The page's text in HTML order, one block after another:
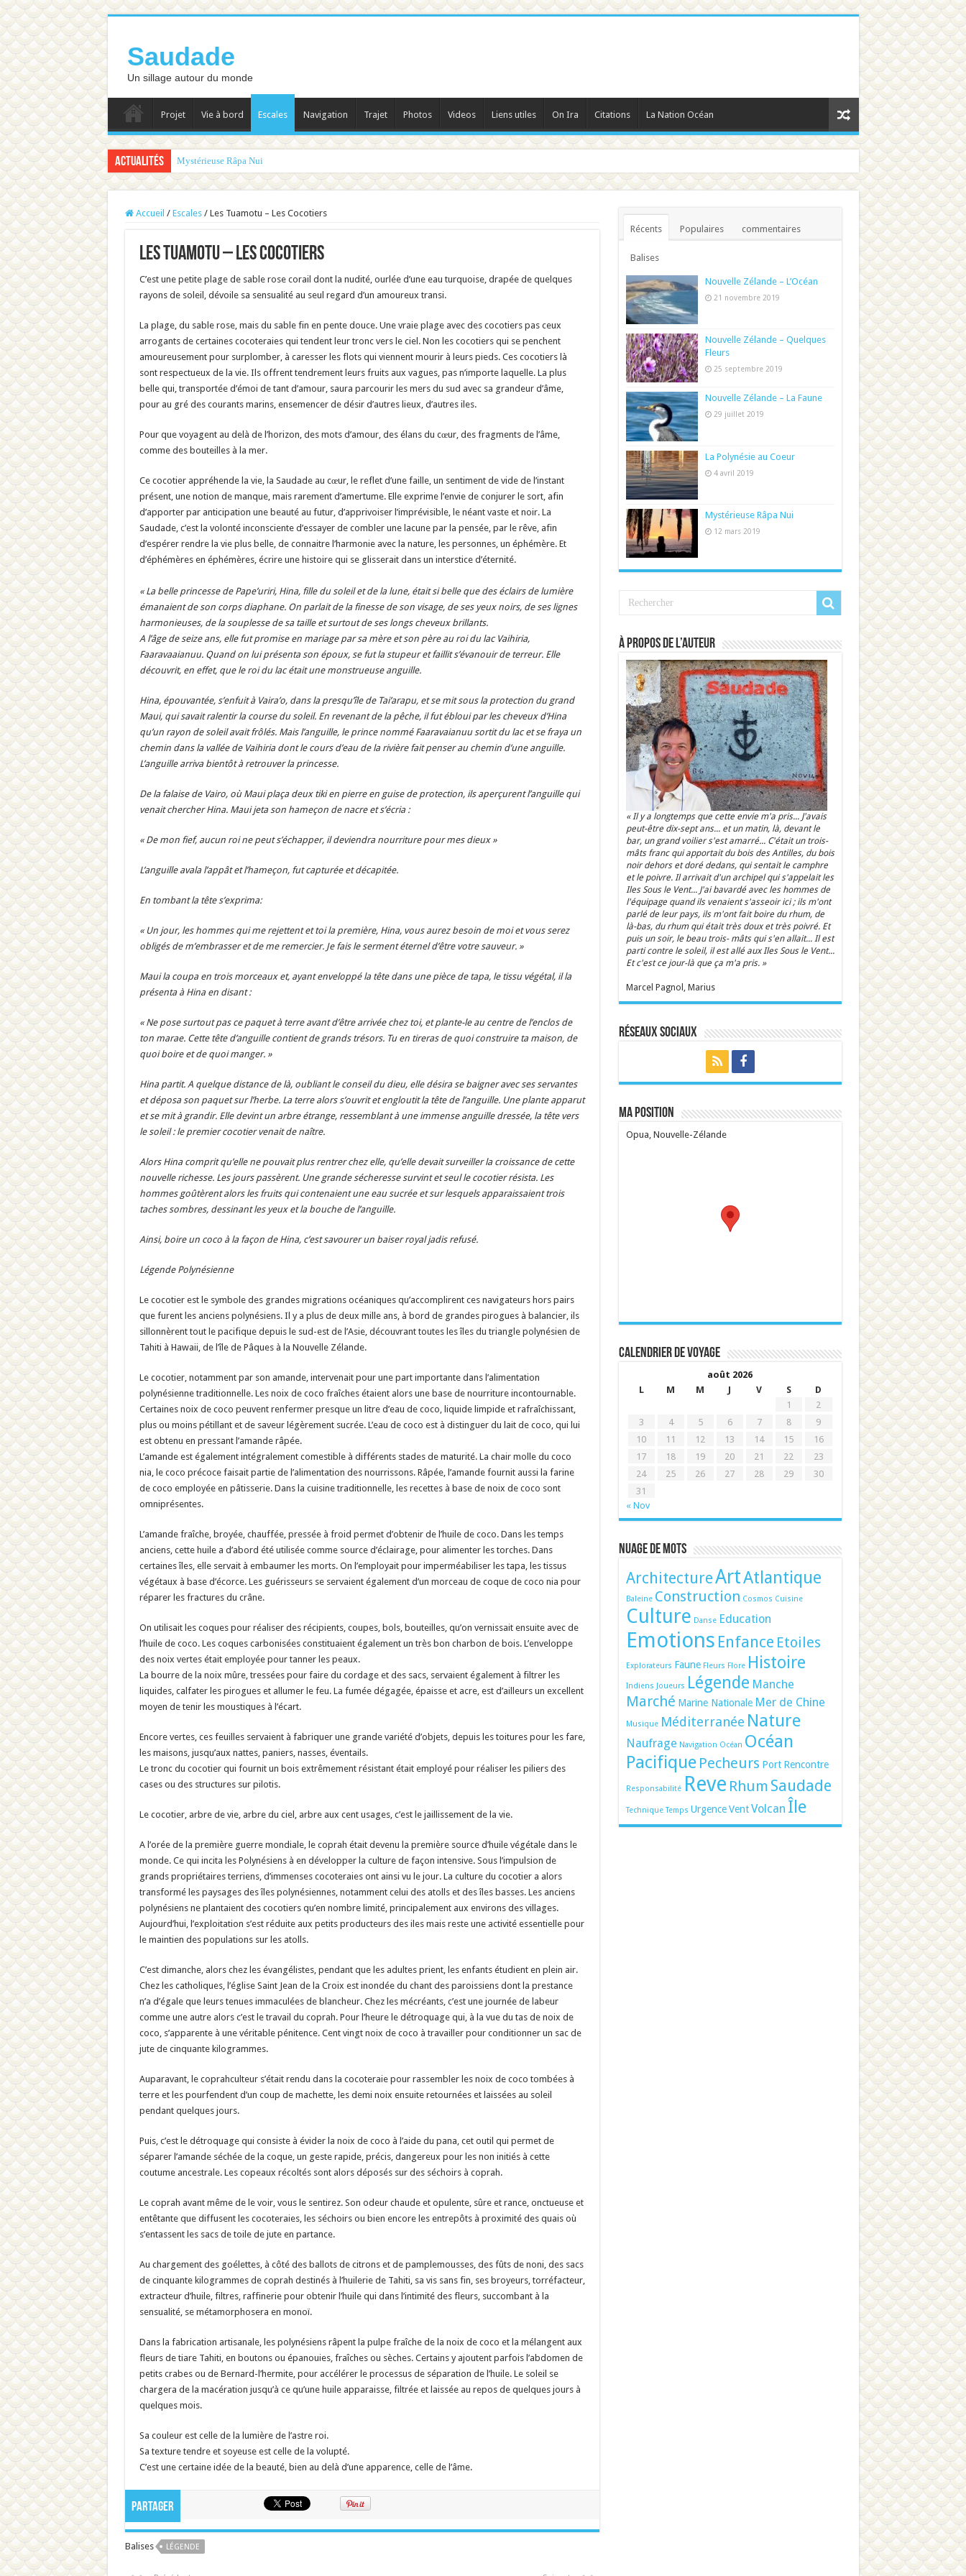
Saudade
Un sillage autour du monde
Projet Vie à bord Escales Navigation Trajet Photos Videos Liens utiles On Ira Citations La Nation Océan
Actualités Mystérieuse Râpa Nui
Accueil / Escales / Les Tuamotu – Les Cocotiers
Les Tuamotu – Les Cocotiers
C’est une petite plage de sable rose corail dont la nudité, ourlée d’une eau turquoise, drapée de quelques
rayons de soleil, dévoile sa sensualité au seul regard d’un amoureux transi.
La plage, du sable rose, mais du sable fin en pente douce. Une vraie plage avec des cocotiers pas ceux
arrogants de certaines cocoteraies qui tendent leur tronc vers le ciel. Non les cocotiers qui se penchent
amoureusement pour surplomber, à caresser les flots qui viennent mourir à leurs pieds. Ces cocotiers là
sont respectueux de la vie. Ils offrent tendrement leurs fruits aux vagues, pas n’importe laquelle. La plus
belle qui, transportée d’émoi de tant d’amour, saura parcourir les mers du sud avec sa grandeur d’âme,
pour au gré des courants marins, ensemencer de désir d’autres lieux, d’autres iles.
Pour que voyagent au delà de l’horizon, des mots d’amour, des élans du cœur, des fragments de l’âme,
comme des bouteilles à la mer.
Ce cocotier appréhende la vie, la Saudade au cœur, le reflet d’une faille, un sentiment de vide de l’instant
présent, une notion de manque, mais rarement d’amertume. Elle exprime l’envie de conjurer le sort, afin
d’apporter par anticipation une beauté au futur, d’apprivoiser l’imprévisible, le néant vaste et noir. La
Saudade, c’est la volonté inconsciente d’essayer de combler une lacune par la pensée, par le rêve, afin
d’espérer rendre la vie plus belle, de connaitre l’harmonie avec la nature, les personnes, un éphémère. Et
d’éphémères en éphémères, écrire une histoire qui se glisserait dans un interstice d’éternité.
« La belle princesse de Pape’uriri, Hina, fille du soleil et de la lune, était si belle que des éclairs de lumière
émanaient de son corps diaphane. On parlait de la finesse de son visage, de ses yeux noirs, de ses lignes
harmonieuses, de la souplesse de sa taille et surtout de ses longs cheveux brillants.
A l’âge de seize ans, elle fut promise en mariage par sa mère et son père au roi du lac Vaihiria,
Faaravaaianuu. Quand on lui présenta son époux, se fut la stupeur et faillit s’évanouir de terreur. Elle
découvrit, en effet, que le roi du lac était une monstrueuse anguille.
Hina, épouvantée, s’enfuit à Vaira’o, dans la presqu’île de Tai’arapu, et se mit sous la protection du grand
Maui, qui savait ralentir la course du soleil. En revenant de la pêche, il fut ébloui par les cheveux d’Hina
qu’un rayon de soleil avait frôlés. Mais l’anguille, le prince nommé Faaravaianuu sortit du lac et se fraya un
chemin dans la vallée de Vaihiria dont le cours d’eau de la rivière fait penser au chemin d’une anguille.
L’anguille arriva bientôt à retrouver la princesse.
De la falaise de Vairo, où Maui plaça deux tiki en pierre en guise de protection, ils aperçurent l’anguille qui
venait chercher Hina. Maui jeta son hameçon de nacre et s’écria :
« De mon fief, aucun roi ne peut s’échapper, il deviendra nourriture pour mes dieux »
L’anguille avala l’appât et l’hameçon, fut capturée et décapitée.
En tombant la tête s’exprima:
« Un jour, les hommes qui me rejettent et toi la première, Hina, vous aurez besoin de moi et vous serez
obligés de m’embrasser et de me remercier. Je fais le serment éternel d’être votre sauveur. »
Maui la coupa en trois morceaux et, ayant enveloppé la tête dans une pièce de tapa, le tissu végétal, il la
présenta à Hina en disant :
« Ne pose surtout pas ce paquet à terre avant d’être arrivée chez toi, et plante-le au centre de l’enclos de
ton marae. Cette tête d’anguille contient de grands trésors. Tu en tireras de quoi construire ta maison, de
quoi boire et de quoi manger. »
Hina partit. A quelque distance de là, oubliant le conseil du dieu, elle désira se baigner avec ses servantes
et déposa son paquet sur l’herbe. La terre alors s’ouvrit et engloutit la tête de l’anguille. Une plante apparut
et se mit à grandir. Elle devint un arbre étrange, ressemblant à une immense anguille dressée, la tête vers
le soleil : le premier cocotier venait de naître.
Alors Hina comprit qu’elle ne pouvait plus rentrer chez elle, qu’elle devait surveiller la croissance de cette
nouvelle richesse. Les jours passèrent. Une grande sécheresse survint et seul le cocotier résista. Les
hommes goûtèrent alors les fruits qui contenaient une eau sucrée et sur lesquels apparaissaient trois
taches sombres, dessinant les yeux et la bouche de l’anguille.
Ainsi, boire un coco à la façon de Hina, c’est savourer un baiser royal jadis refusé.
Légende Polynésienne
Le cocotier est le symbole des grandes migrations océaniques qu’accomplirent ces navigateurs hors pairs
que furent les anciens polynésiens. Il y a plus de deux mille ans, à bord de grandes pirogues à balancier, ils
sillonnèrent tout le pacifique depuis le sud-est de l’Asie, découvrant toutes les îles du triangle polynésien de
Tahiti à Hawaii, de l’île de Pâques à la Nouvelle Zélande.
Le cocotier, notamment par son amande, intervenait pour une part importante dans l’alimentation
polynésienne traditionnelle. Les noix de coco fraîches étaient alors une base de nourriture incontournable.
Certaines noix de coco peuvent renfermer presque un litre d’eau de coco, liquide limpide et rafraîchissant,
plus ou moins pétillant et de saveur légèrement sucrée. L’eau de coco est à distinguer du lait de coco, qui lui
est obtenu en pressant l’amande râpée.
L’amande est également intégralement comestible à différents stades de maturité. La chair molle du coco
nia, le coco précoce faisait partie de l’alimentation des nourrissons. Râpée, l’amande fournit aussi la farine
de coco employée en pâtisserie. Dans la cuisine traditionnelle, les recettes à base de noix de coco sont
omniprésentes.
L’amande fraîche, broyée, chauffée, pressée à froid permet d’obtenir de l’huile de coco. Dans les temps
anciens, cette huile a d’abord été utilisée comme source d’éclairage, pour alimenter les torches. Dans
certaines îles, elle servait à embaumer les morts. On l’employait pour imperméabiliser les tapa, les tissus
végétaux à base d’écorce. Les guérisseurs se servaient également d’un morceau de coque de coco nia pour
réparer les fractures du crâne.
On utilisait les coques pour réaliser des récipients, coupes, bols, bouteilles, qu’on vernissait ensuite avec de
l’huile de coco. Les coques carbonisées constituaient également un très bon charbon de bois. L’enveloppe
des noix vertes était employée pour tanner les peaux.
La bourre de la noix mûre, tressées pour faire du cordage et des sacs, servaient également à filtrer les
liquides, calfater les pirogues et allumer le feu. La fumée dégagée, épaisse et acre, est d’ailleurs un excellent
moyen de tenir les moustiques à l’écart.
Encore vertes, ces feuilles servaient à fabriquer une grande variété d’objets, depuis les toitures pour les fare,
les maisons, jusqu’aux nattes, paniers, nasses, éventails.
Le tronc du cocotier qui fournit un bois extrêmement résistant était employé pour réaliser les piliers des
cases ou des structures sur pilotis.
Le cocotier, arbre de vie, arbre du ciel, arbre aux cent usages, c’est le jaillissement de la vie.
A l’orée de la première guerre mondiale, le coprah était devenu la première source d’huile végétale dans le
monde. Ce qui incita les Polynésiens à en développer la culture de façon intensive. Sous l’impulsion de
grands propriétaires terriens, d’immenses cocoteraies ont ainsi vu le jour. La culture du cocotier a alors
transformé les paysages des îles polynésiennes, notamment celui des atolls et des îles basses. Les anciens
polynésiens ne plantaient des cocotiers qu’en nombre limité, principalement aux environs des villages.
Aujourd’hui, l’exploitation s’est réduite aux petits producteurs des iles mais reste une activité essentielle pour
le maintien des populations sur les atolls.
C’est dimanche, alors chez les évangélistes, pendant que les adultes prient, les enfants étudient en plein air.
Chez les catholiques, l’église Saint Jean de la Croix est inondée du chant des paroissiens dont la prestance
n’a d’égale que leurs tenues immaculées de blancheur. Chez les mécréants, c’est une journée de labeur
comme une autre alors c’est le travail du coprah. Pour l’heure le détroquage qui, à la vue du tas de noix de
coco, s’apparente à une véritable pénitence. Cent vingt noix de coco à travailler pour conditionner un sac de
jute de cinquante kilogrammes.
Auparavant, le coprahculteur s’était rendu dans la cocoteraie pour rassembler les noix de coco tombées à
terre et les pourfendent d’un coup de machette, les demi noix ensuite retournées et laissées au soleil
pendant quelques jours.
Puis, c’est le détroquage qui consiste à évider la noix de coco à l’aide du pana, cet outil qui permet de
séparer l’amande séchée de la coque, un geste rapide, précis, dangereux pour les non initiés à cette
coutume ancestrale. Les copeaux récoltés sont alors déposés sur des séchoirs à coprah.
Le coprah avant même de le voir, vous le sentirez. Son odeur chaude et opulente, sûre et rance, onctueuse et
entêtante que diffusent les cocoteraies, les séchoirs ou bien encore les entrepôts à proximité des quais où
s’entassent les sacs de toile de jute en partance.
Au chargement des goélettes, à côté des ballots de citrons et de pamplemousses, des fûts de noni, des sacs
de cinquante kilogrammes de coprah destinés à l’huilerie de Tahiti, sa vis sans fin, ses broyeurs, torréfacteur,
extracteur d’huile, filtres, raffinerie pour obtenir l’huile qui dans l’intimité des fleurs, succombant à la
sensualité, se métamorphosera en monoï.
Dans la fabrication artisanale, les polynésiens râpent la pulpe fraîche de la noix de coco et la mélangent aux
fleurs de tiare Tahiti, en boutons ou épanouies, fraîches ou sèches. Certains y ajoutent parfois l’abdomen de
petits crabes ou de Bernard-l’hermite, pour accélérer le processus de séparation de l’huile. Le soleil se
chargera de la macération jusqu’à ce qu’une huile apparaisse, filtrée et laissée au repos de quelques jours à
quelques mois.
Sa couleur est celle de la lumière de l’astre roi.
Sa texture tendre et soyeuse est celle de la volupté.
C’est une certaine idée de la beauté, bien au delà d’une apparence, celle de l’âme.
Partager
Balises LÉGENDE
Récents Populaires commentaires
Balises
Nouvelle Zélande – L’Océan
21 novembre 2019
Nouvelle Zélande – Quelques
Fleurs
25 septembre 2019
Nouvelle Zélande – La Faune
29 juillet 2019
La Polynésie au Coeur
4 avril 2019
Mystérieuse Râpa Nui
12 mars 2019
À propos de l’auteur
« Il y a longtemps que cette envie m'a pris... J'avais
peut-être dix-sept ans... et un matin, là, devant le
bar, un grand voilier s'est amarré... C'était un trois-
mâts franc qui apportait du bois des Antilles, du bois
noir dehors et doré dedans, qui sentait le camphre
et le poivre. Il arrivait d'un archipel qui s'appelait les
Iles Sous le Vent... J'ai bavardé avec les hommes de
l'équipage quand ils venaient s'asseoir ici ; ils m'ont
parlé de leur pays, ils m'ont fait boire du rhum, de
là-bas, du rhum qui était très doux et très poivré. Et
puis un soir, le beau trois- mâts qui s'en allait... Il est
parti contre le soleil, il est allé aux Iles Sous le Vent...
Et c'est ce jour-là que ça m'a pris. »
Marcel Pagnol, Marius
Réseaux sociaux
Ma position
Opua, Nouvelle-Zélande
Calendrier de voyage
août 2026
L
M M J V S
D
1
2
3
4 5 6 7 8
9
10
11 12 13 14 15
16
17
18 19 20 21 22
23
24
25 26 27 28 29
30
31
« Nov
Nuage de mots
ArchitectureArtAtlantique
Baleine Construction Cosmos Cuisine
Culture Danse Education
Emotions Enfance Etoiles
Explorateurs Faune Fleurs Flore Histoire
Indiens Joueurs Légende Manche
Marché Marine Nationale Mer de Chine
Musique Méditerranée Nature
Naufrage Navigation Océan Océan
Pacifique Pecheurs Port Rencontre
Responsabilité Reve Rhum Saudade
Technique Temps Urgence Vent Volcan Île